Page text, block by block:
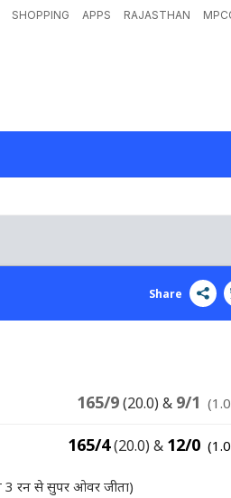
SHOPPING APPS RAJASTHAN
Share
165/9(20.0) & 9/1
165/4(20.0) & 12/0
3 रन से सुपर ओवर जीता)